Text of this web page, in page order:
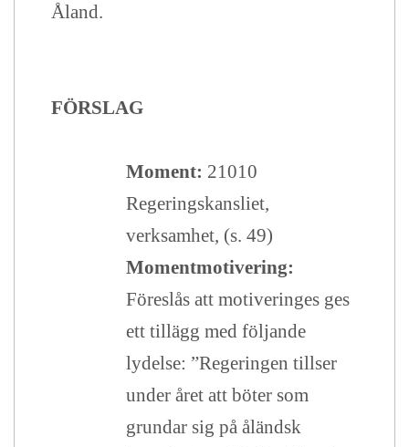
Åland.
FÖRSLAG
Moment: 21010
Regeringskansliet,
verksamhet, (s. 49)
Momentmotivering:
Föreslås att motiveringes ges
ett tillägg med följande
lydelse: ”Regeringen tillser
under året att böter som
grundar sig på åländsk